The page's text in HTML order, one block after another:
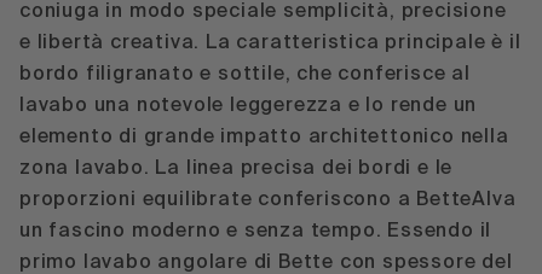
coniuga in modo speciale semplicità, precisione
e libertà creativa. La caratteristica principale è il
bordo filigranato e sottile, che conferisce al
lavabo una notevole leggerezza e lo rende un
elemento di grande impatto architettonico nella
zona lavabo. La linea precisa dei bordi e le
proporzioni equilibrate conferiscono a BetteAlva
un fascino moderno e senza tempo. Essendo il
primo lavabo angolare di Bette con spessore del